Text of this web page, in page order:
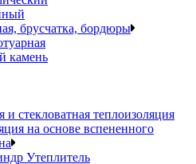
брусчатка, бордюры
камень
и стекловатная теплоизоляция
на основе вспененного
Утеплитель